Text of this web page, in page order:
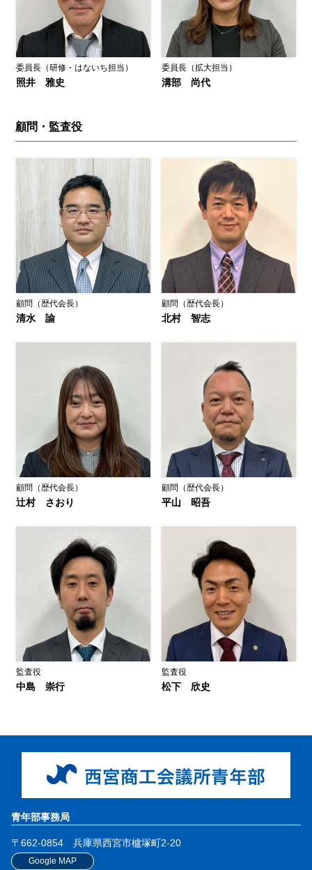
委員長（研修・はないち担当）
照井 雅史
委員長（拡大担当）
溝部 尚代
顧問・監査役
顧問（歴代会長）
清水 諭
顧問（歴代会長）
北村 智志
顧問（歴代会長）
辻村 さおり
顧問（歴代会長）
平山 昭吾
監査役
中島 崇行
監査役
松下 欣史
青年部事務局
〒662-0854 兵庫県西宮市櫨塚町2-20
Google MAP